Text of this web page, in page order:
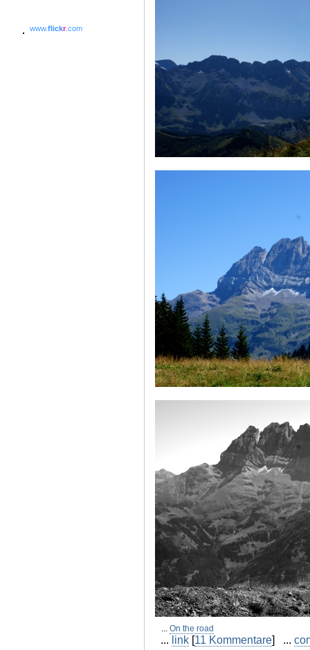
www.flickr.com
... On the road
... link [11 Kommentare] ...